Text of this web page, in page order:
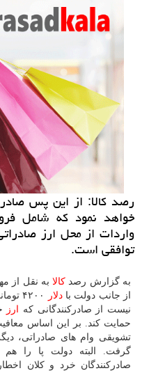
رصد كالا: از این پس
خواهد نمود كه شامل
واردات از محل ارز
توافقی است.
به گزارش رصد كالابه نقل از
از جانب دولت بادلار
۴۲۰۰
نیست از صادركنندگانی كه
ارز
حمایت كند. بر این اساس
تشویقی وام های صادراتی،
گرفت. البته دولت پا را هم
صادركنندگان خرد و كلان